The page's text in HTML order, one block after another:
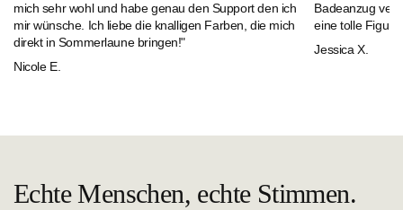
mich sehr wohl und habe genau den Support den ich
mir wünsche. Ich liebe die knalligen Farben, die mich
direkt in Sommerlaune bringen!"
Nicole E.
Badeanzug
eine tolle Figur."
Jessica X.
Echte Menschen, echte Stimmen.